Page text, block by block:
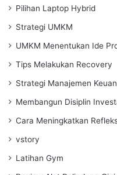
Pilihan Laptop Hybrid
Strategi UMKM
UMKM Menentukan Ide
Tips Melakukan Recovery
Strategi Manajemen
Membangun Disiplin
Cara Meningkatkan
vstory
Latihan Gym